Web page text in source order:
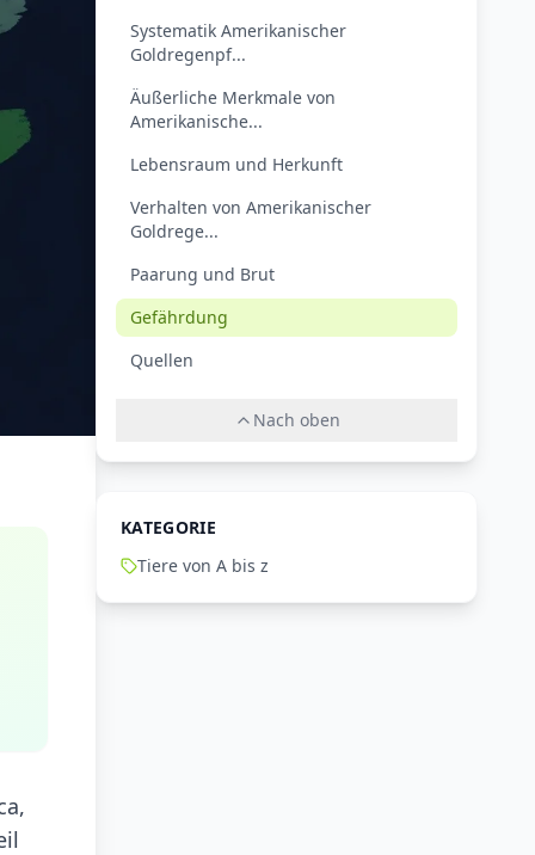
Systematik Amerikanischer
Goldregenpf...
Äußerliche Merkmale von
Amerikanische...
Lebensraum und Herkunft
Verhalten von Amerikanischer
Goldrege...
Paarung und Brut
Gefährdung
Quellen
Nach oben
KATEGORIE
Tiere von A bis z